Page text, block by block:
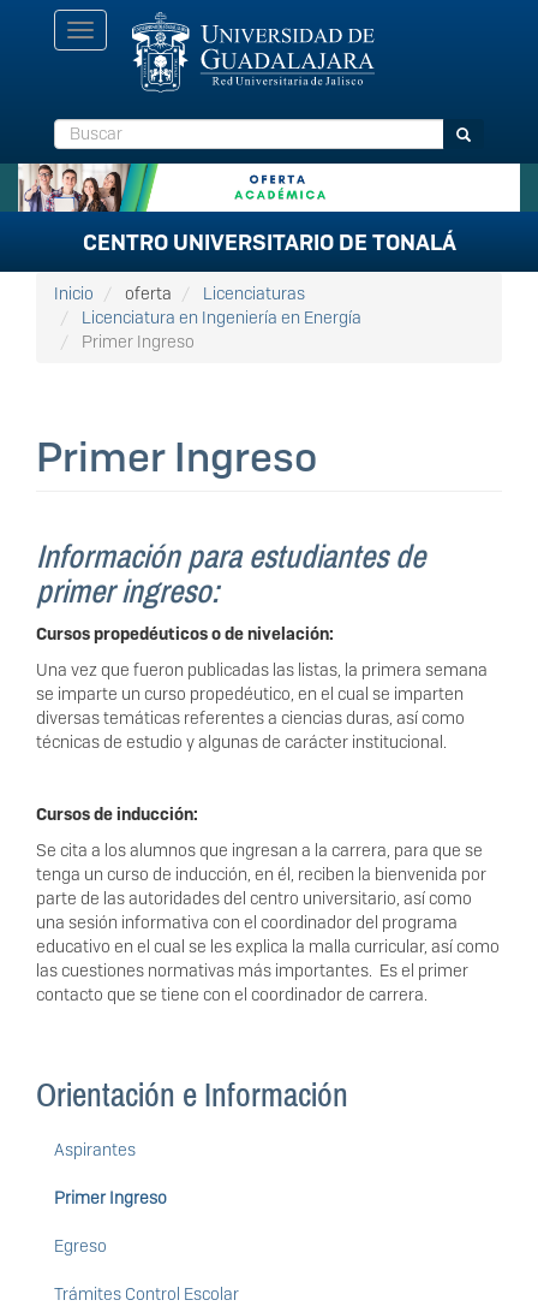
Toggle
navigation
Buscar Buscar
CENTRO UNIVERSITARIO DE TONALÁ
Inicio oferta
Licenciaturas
Licenciatura en Ingeniería en Energía
Primer Ingreso
Primer Ingreso
Información para estudiantes de
primer ingreso:
Cursos propedéuticos o de nivelación:
Una vez que fueron publicadas las listas, la primera semana
se imparte un curso propedéutico, en el cual se imparten
diversas temáticas referentes a ciencias duras, así como
técnicas de estudio y algunas de carácter institucional.
Cursos de inducción:
Se cita a los alumnos que ingresan a la carrera, para que se
tenga un curso de inducción, en él, reciben la bienvenida por
parte de las autoridades del centro universitario, así como
una sesión informativa con el coordinador del programa
educativo en el cual se les explica la malla curricular, así como
las cuestiones normativas más importantes. Es el primer
contacto que se tiene con el coordinador de carrera.
Orientación e Información
Aspirantes
Primer Ingreso
Egreso
Trámites Control Escolar